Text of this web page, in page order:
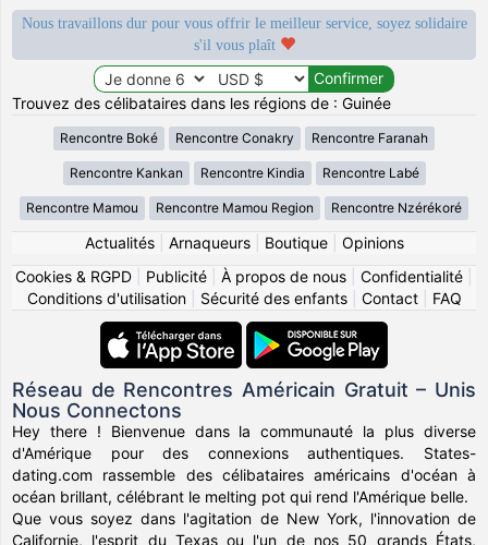
Nous travaillons dur pour vous offrir le meilleur service, soyez solidaire
s'il vous plaît
Trouvez des célibataires dans les régions de : Guinée
Rencontre Boké Rencontre Conakry Rencontre Faranah
Rencontre Kankan Rencontre Kindia Rencontre Labé
Rencontre Mamou Rencontre Mamou Region Rencontre Nzérékoré
Actualités| Arnaqueurs| Boutique| Opinions
Cookies & RGPD
Publicité À propos de nous Confidentialité
Conditions d'utilisation| Sécurité des enfants| Contact| FAQ
Réseau de Rencontres Américain Gratuit – Unis
Nous Connectons
Hey there ! Bienvenue dans la communauté la plus diverse
d'Amérique pour des connexions authentiques. States-
dating.com rassemble des célibataires américains d'océan à
océan brillant, célébrant le melting pot qui rend l'Amérique belle.
Que vous soyez dans l'agitation de New York, l'innovation de
Californie, l'esprit du Texas ou l'un de nos 50 grands États,